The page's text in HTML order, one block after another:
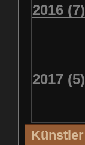
2016 (7)
2017 (5)
Künstler